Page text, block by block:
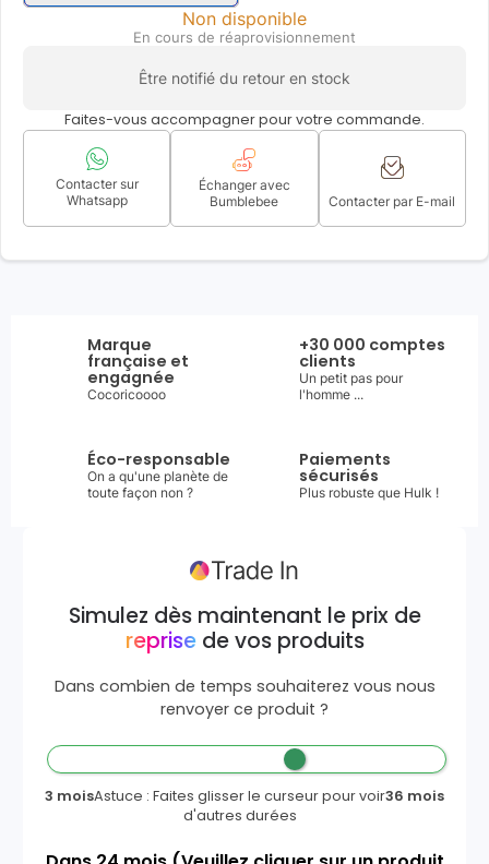
Non disponible
En cours de réaprovisionnement
Être notifié du retour en stock
Faites-vous accompagner pour votre commande.
Contacter sur
Whatsapp
Échanger avec
Bumblebee
Contacter par E-mail
Marque
française et
engagnée
Cocoricoooo
+30 000 comptes
clients
Un petit pas pour
l'homme ...
Éco-responsable
On a qu'une planète de
toute façon non ?
Paiements
sécurisés
Plus robuste que Hulk !
Simulez dès maintenant le prix de
reprisede vos produits
Dans combien de temps souhaiterez vous nous
renvoyer ce produit ?
3 moisAstuce : Faites glisser le curseur pour voir
d'autres durées
36 mois